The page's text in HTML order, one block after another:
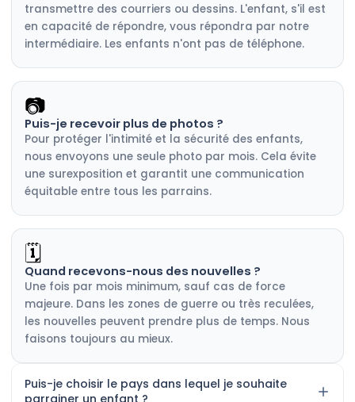
transmettre des courriers ou dessins. L'enfant, s'il est
en capacité de répondre, vous répondra par notre
intermédiaire. Les enfants n'ont pas de téléphone.
📷
Puis-je recevoir plus de photos ?
Pour protéger l'intimité et la sécurité des enfants,
nous envoyons une seule photo par mois. Cela évite
une surexposition et garantit une communication
équitable entre tous les parrains.
🗓️
Quand recevons-nous des nouvelles ?
Une fois par mois minimum, sauf cas de force
majeure. Dans les zones de guerre ou très reculées,
les nouvelles peuvent prendre plus de temps. Nous
faisons toujours au mieux.
Puis-je choisir le pays dans lequel je souhaite
parrainer un enfant ?